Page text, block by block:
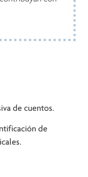
de cuentos.
de